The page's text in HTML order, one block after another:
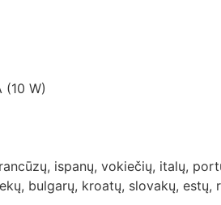
W)
ispanų, vokiečių, italų,
bulgarų, kroatų, slovakų, estų,